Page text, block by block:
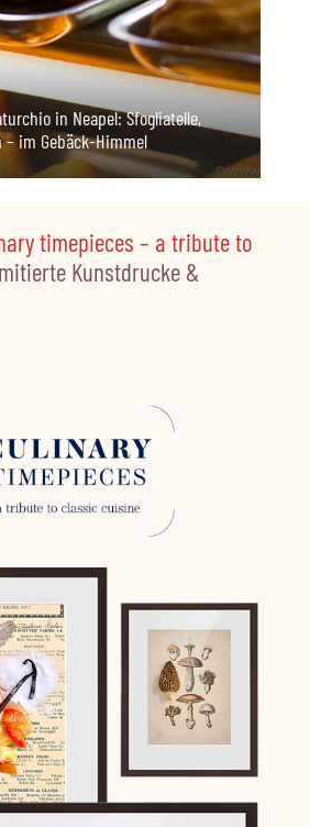
in Neapel: Sfogliatelle,
– im Gebäck-Himmel
timepieces – a tribute to
Kunstdrucke &